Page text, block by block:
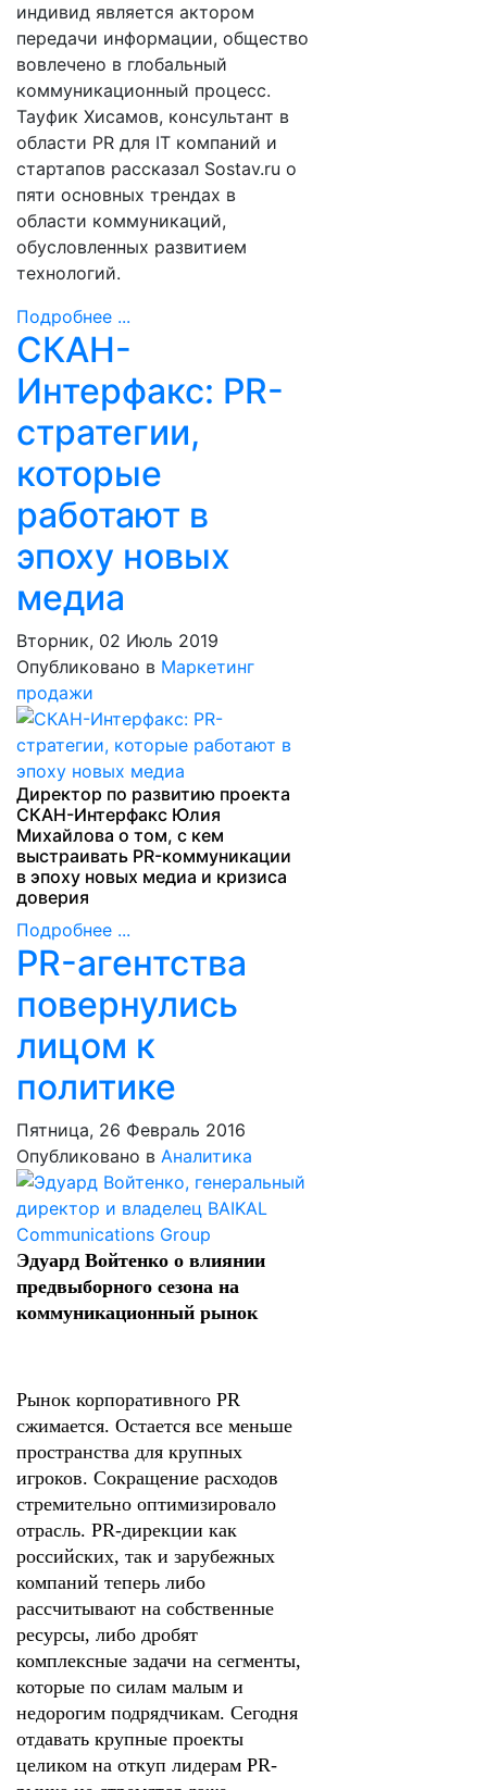
индивид является актором
передачи информации, общество
вовлечено в глобальный
коммуникационный процесс.
Тауфик Хисамов, консультант в
области PR для IT компаний и
стартапов рассказал Sostav.ru о
пяти основных трендах в
области коммуникаций,
обусловленных развитием
технологий.
Подробнее ...
СКАН-
Интерфакс: PR-
стратегии,
которые
работают в
эпоху новых
медиа
Вторник, 02 Июль 2019
Опубликовано в Маркетинг
продажи
Директор по развитию проекта
СКАН-Интерфакс Юлия
Михайлова о том, с кем
выстраивать PR-коммуникации
в эпоху новых медиа и кризиса
доверия
Подробнее ...
PR-агентства
повернулись
лицом к
политике
Пятница, 26 Февраль 2016
Опубликовано в Аналитика
Эдуард Войтенко о влиянии
предвыборного сезона на
коммуникационный рынок
Рынок корпоративного PR
сжимается. Остается все меньше
пространства для крупных
игроков. Сокращение расходов
стремительно оптимизировало
отрасль. PR-дирекции как
российских, так и зарубежных
компаний теперь либо
рассчитывают на собственные
ресурсы, либо дробят
комплексные задачи на сегменты,
которые по силам малым и
недорогим подрядчикам. Сегодня
отдавать крупные проекты
целиком на откуп лидерам PR-